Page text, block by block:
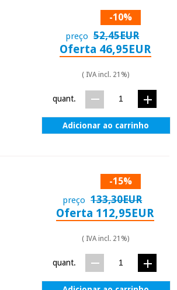
-10%
preço 52,45EUR
Oferta 46,95EUR
( IVA incl. 21%)
quant.
Adicionar ao carrinho
-15%
preço 133,30EUR
Oferta 112,95EUR
( IVA incl. 21%)
quant.